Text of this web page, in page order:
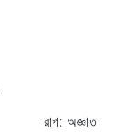
রাগ: অজ্ঞাত